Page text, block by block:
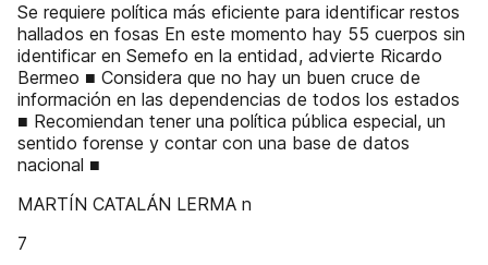
Se requiere política más eficiente para identificar restos
hallados en fosas En este momento hay 55 cuerpos sin
identificar en Semefo en la entidad, advierte Ricardo
Bermeo ■ Considera que no hay un buen cruce de
información en las dependencias de todos los estados
■ Recomiendan tener una política pública especial, un
sentido forense y contar con una base de datos
nacional ■
MARTÍN CATALÁN LERMA n
7